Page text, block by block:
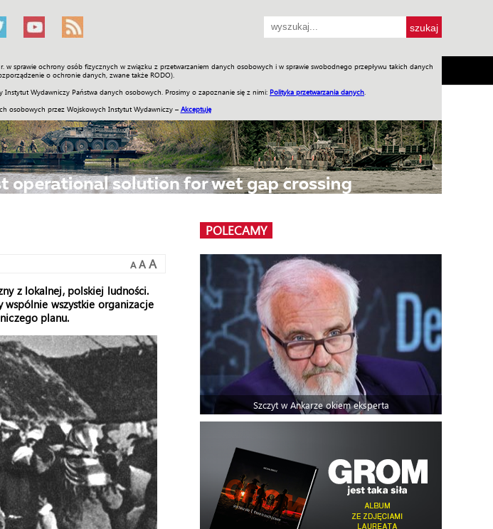
w sprawie ochrony osób fizycznych w związku z przetwarzaniem danych osobowych i w sprawie swobodnego przepływu takich danych
o ochronie danych, zwane także RODO).
Wydawniczy Państwa danych osobowych. Prosimy o zapoznanie się z nimi: Polityka przetwarzania danych
osobowych przez Wojskowych Instytut Wydawniczy – Akceptuję
Historia Galerie Wideo ENGLISH SKLEP Jednodniówki Praca w WIW
A A A
z lokalnej, polskiej ludności.
wspólnie wszystkie organizacje
planu.
POLECAMY
Szczyt w Ankarze okiem eksperta